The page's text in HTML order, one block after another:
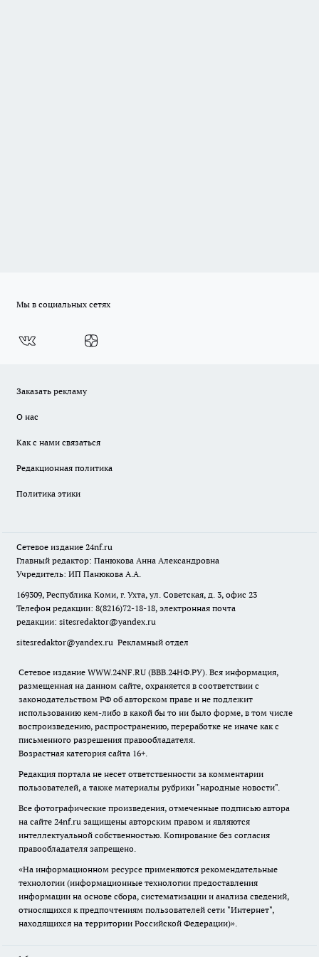
Мы в социальных сетях
Заказать рекламу
О нас
Как с нами связаться
Редакционная политика
Политика этики
Сетевое издание 24nf.ru
Главный редактор: Панюкова Анна Александровна
Учредитель: ИП Панюкова А.А.
169309, Республика Коми, г. Ухта, ул. Советская, д. 3, офис 23
Телефон редакции: 8(8216)72-18-18, электронная почта
редакции: sitesredaktor@yandex.ru
sitesredaktor@yandex.ru Рекламный отдел
Сетевое издание WWW.24NF.RU (ВВВ.24НФ.РУ). Вся информация,
размещенная на данном сайте, охраняется в соответствии с
законодательством РФ об авторском праве и не подлежит
использованию кем-либо в какой бы то ни было форме, в том числе
воспроизведению, распространению, переработке не иначе как с
письменного разрешения правообладателя.
Возрастная категория сайта 16+.
Редакция портала не несет ответственности за комментарии
пользователей, а также материалы рубрики "народные новости".
Все фотографические произведения, отмеченные подписью автора
на сайте 24nf.ru защищены авторским правом и являются
интеллектуальной собственностью. Копирование без согласия
правообладателя запрещено.
«На информационном ресурсе применяются рекомендательные
технологии (информационные технологии предоставления
информации на основе сбора, систематизации и анализа сведений,
относящихся к предпочтениям пользователей сети "Интернет",
находящихся на территории Российской Федерации)».